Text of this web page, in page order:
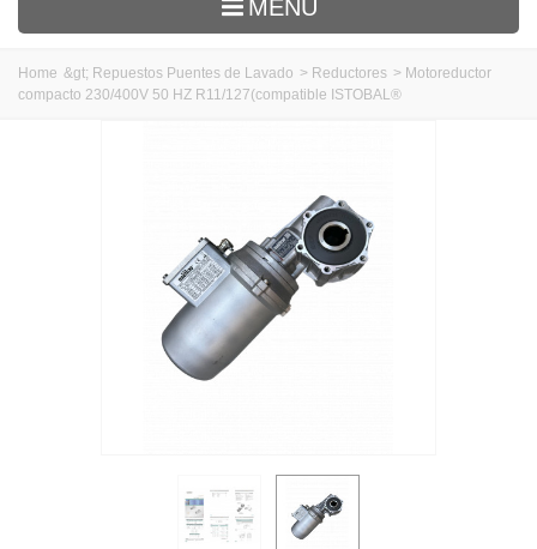
MENU
Inicio
Home &gt; Repuestos Puentes de Lavado > Reductores > Motoreductor
compacto 230/400V 50 HZ R11/127(compatible ISTOBAL®